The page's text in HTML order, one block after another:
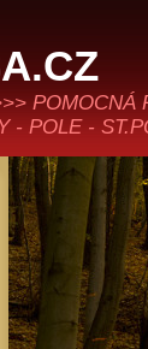
POMOCNÁ
- POLE -